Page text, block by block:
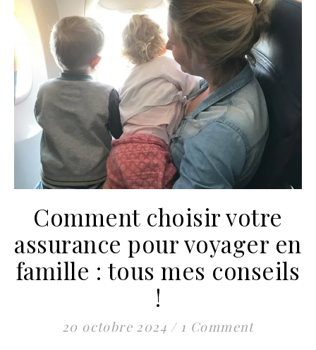
Comment choisir votre
assurance pour voyager en
famille : tous mes conseils
!
20 octobre 2024 / 1 Comment